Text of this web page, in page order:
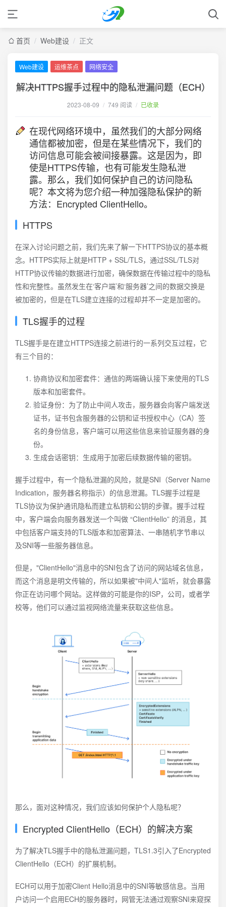
首页 / Web建设 / 正文
Web建设 运维茶点 网络安全
解决HTTPS握手过程中的隐私泄漏问题（ECH）
2023-08-09 / 749 阅读 / 已收录
在现代网络环境中，虽然我们的大部分网络
通信都被加密，但是在某些情况下，我们的
访问信息可能会被间接暴露。这是因为，即
使是HTTPS传输，也有可能发生隐私泄
露。那么，我们如何保护自己的访问隐私
呢？本文将为您介绍一种加强隐私保护的新
方法：Encrypted ClientHello。
HTTPS
在深入讨论问题之前，我们先来了解一下HTTPS协议的基本概
念。HTTPS实际上就是HTTP + SSL/TLS，通过SSL/TLS对
HTTP协议传输的数据进行加密，确保数据在传输过程中的隐私
性和完整性。虽然发生在‘客户端’和‘服务器’之间的数据交换是
被加密的，但是在TLS建立连接的过程却并不一定是加密的。
TLS握手的过程
TLS握手是在建立HTTPS连接之前进行的一系列交互过程，它
有三个目的：
协商协议和加密套件：通信的两端确认接下来使用的TLS
版本和加密套件。
验证身份：为了防止中间人攻击，服务器会向客户端发送
证书，证书包含服务器的公钥和证书授权中心（CA）签
名的身份信息，客户端可以用这些信息来验证服务器的身
份。
生成会话密钥：生成用于加密后续数据传输的密钥。
握手过程中，有一个隐私泄漏的风险，就是SNI（Server Name
Indication，服务器名称指示）的信息泄漏。TLS握手过程是
TLS协议为保护通讯隐私而建立私钥和公钥的步骤。握手过程
中，客户端会向服务器发送一个叫做 “ClientHello” 的消息，其
中包括客户端支持的TLS版本和加密算法、一串随机字节串以
及SNI等一些服务器信息。
但是，"ClientHello"消息中的SNI包含了访问的网站域名信息，
而这个消息是明文传输的，所以如果被"中间人"监听，就会暴露
你正在访问哪个网站。这样做的可能是你的ISP，公司，或者学
校等，他们可以通过监视网络流量来获取这些信息。
那么，面对这种情况，我们应该如何保护个人隐私呢？
Encrypted ClientHello（ECH）的解决方案
为了解决TLS握手中的隐私泄漏问题，TLS1.3引入了Encrypted
ClientHello（ECH）的扩展机制。
ECH可以用于加密Client Hello消息中的SNI等敏感信息。当用
户访问一个启用ECH的服务器时，网管无法通过观察SNI来窥探